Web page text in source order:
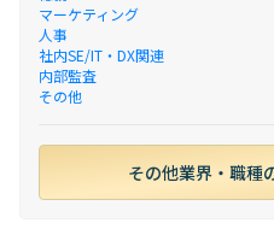
マーケティング
人事
社内SE/IT・DX関連
内部監査
その他
その他業界・職種